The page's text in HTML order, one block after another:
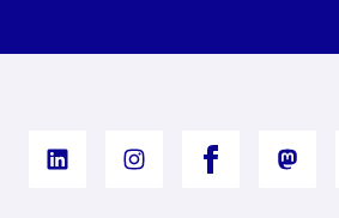
Digitales Archiv